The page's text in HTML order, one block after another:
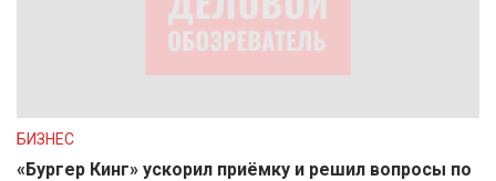
БИЗНЕС
«Бургер Кинг» ускорил приёмку и решил вопросы по